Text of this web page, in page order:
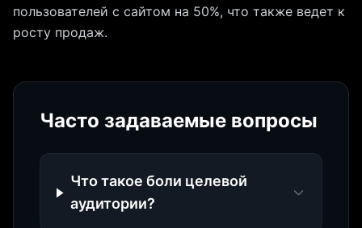
пользователей с сайтом на 50%, что также ведет к
росту продаж.
Часто задаваемые вопросы
Что такое боли целевой
аудитории?